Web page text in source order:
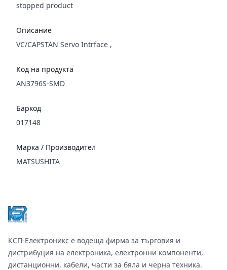
stopped product
Описание
VC/CAPSTAN Servo Intrface ,
Код на продукта
AN3796S-SMD
Баркод
017148
Марка / Производител
MATSUSHITA
КСП-Електроникс е водеща фирма за търговия и
дистрибуция на електроника, електронни компоненти,
дистанционни, кабели, части за бяла и черна техника.